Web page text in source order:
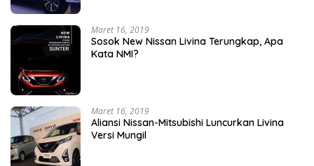
Maret 16, 2019
Sosok New Nissan Livina Terungkap, Apa
Kata NMI?
Maret 16, 2019
Aliansi Nissan-Mitsubishi Luncurkan Livina
Versi Mungil